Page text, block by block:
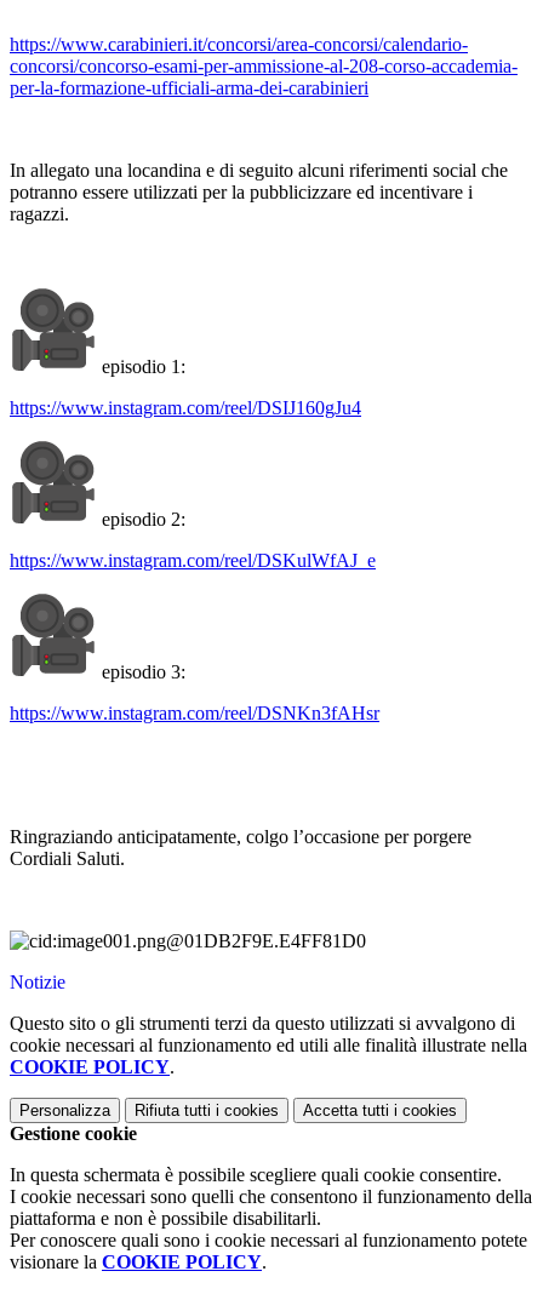
https://www.carabinieri.it/concorsi/area-concorsi/calendario-
concorsi/concorso-esami-per-ammissione-al-208-corso-accademia-
per-la-formazione-ufficiali-arma-dei-carabinieri
In allegato una locandina e di seguito alcuni riferimenti social che
potranno essere utilizzati per la pubblicizzare ed incentivare i
ragazzi.
episodio 1️:
https://www.instagram.com/reel/DSIJ160gJu4
episodio 2️:
https://www.instagram.com/reel/DSKulWfAJ_e
episodio 3️:
https://www.instagram.com/reel/DSNKn3fAHsr
Ringraziando anticipatamente, colgo l’occasione per porgere
Cordiali Saluti.
Notizie
Questo sito o gli strumenti terzi da questo utilizzati si avvalgono di
cookie necessari al funzionamento ed utili alle finalità illustrate nella
COOKIE POLICY.
Personalizza Rifiuta tutti i cookies Accetta tutti i cookies
Gestione cookie
In questa schermata è possibile scegliere quali cookie consentire.
I cookie necessari sono quelli che consentono il funzionamento della
piattaforma e non è possibile disabilitarli.
Per conoscere quali sono i cookie necessari al funzionamento potete
visionare la COOKIE POLICY.